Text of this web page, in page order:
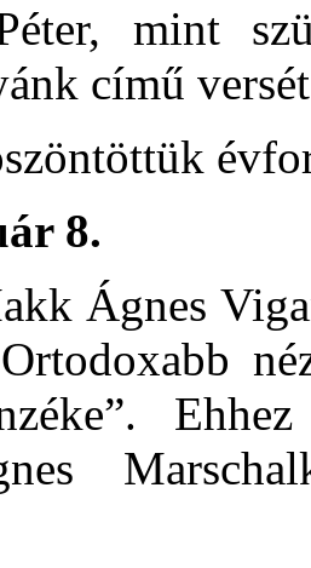
mint
című
8.
Ágnes